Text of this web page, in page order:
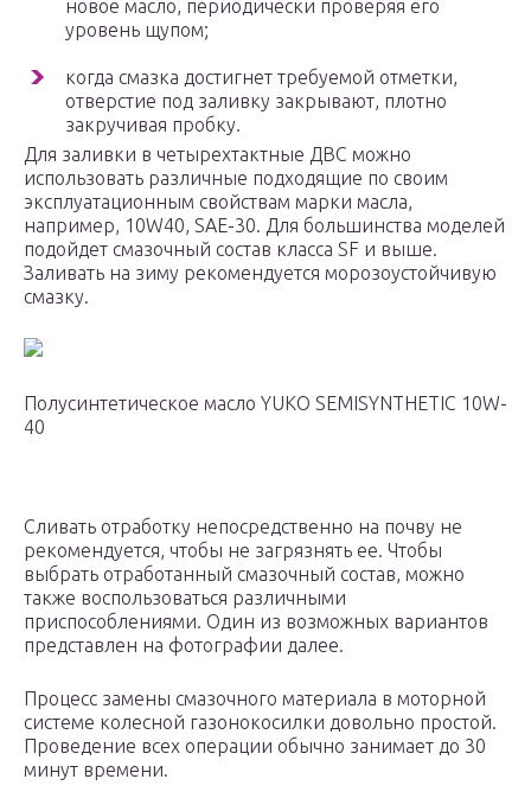
новое масло, периодически проверяя его
уровень щупом;
когда смазка достигнет требуемой отметки,
отверстие под заливку закрывают, плотно
закручивая пробку.
Для заливки в четырехтактные ДВС можно
использовать различные подходящие по своим
эксплуатационным свойствам марки масла,
например, 10W40, SAE-30. Для большинства моделей
подойдет смазочный состав класса SF и выше.
Заливать на зиму рекомендуется морозоустойчивую
смазку.
Полусинтетическое масло YUKO SEMISYNTHETIC 10W-
40
Сливать отработку непосредственно на почву не
рекомендуется, чтобы не загрязнять ее. Чтобы
выбрать отработанный смазочный состав, можно
также воспользоваться различными
приспособлениями. Один из возможных вариантов
представлен на фотографии далее.
Процесс замены смазочного материала в моторной
системе колесной газонокосилки довольно простой.
Проведение всех операции обычно занимает до 30
минут времени.